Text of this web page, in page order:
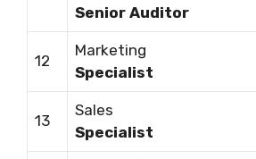
Senior Auditor
12
Marketing
Specialist
13
Sales
Specialist